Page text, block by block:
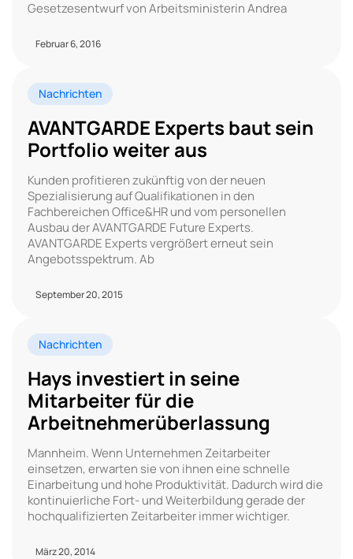
Gesetzesentwurf von Arbeitsministerin Andrea
Februar 6, 2016
Nachrichten
AVANTGARDE Experts baut sein
Portfolio weiter aus
Kunden profitieren zukünftig von der neuen
Spezialisierung auf Qualifikationen in den
Fachbereichen Office&HR und vom personellen
Ausbau der AVANTGARDE Future Experts.
AVANTGARDE Experts vergrößert erneut sein
Angebotsspektrum. Ab
September 20, 2015
Nachrichten
Hays investiert in seine
Mitarbeiter für die
Arbeitnehmerüberlassung
Mannheim. Wenn Unternehmen Zeitarbeiter
einsetzen, erwarten sie von ihnen eine schnelle
Einarbeitung und hohe Produktivität. Dadurch wird die
kontinuierliche Fort- und Weiterbildung gerade der
hochqualifizierten Zeitarbeiter immer wichtiger.
März 20, 2014